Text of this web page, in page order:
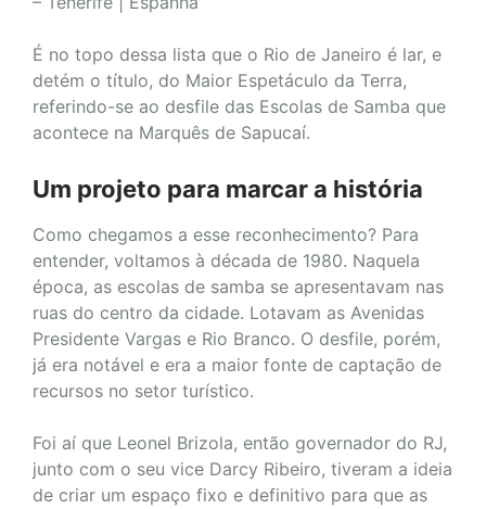
É no topo dessa lista que o Rio de Janeiro é lar, e
detém o título, do Maior Espetáculo da Terra,
referindo-se ao desfile das Escolas de Samba que
acontece na Marquês de Sapucaí.
Um projeto para marcar a história
Como chegamos a esse reconhecimento? Para
entender, voltamos à década de 1980. Naquela
época, as escolas de samba se apresentavam nas
ruas do centro da cidade. Lotavam as Avenidas
Presidente Vargas e Rio Branco. O desfile, porém,
já era notável e era a maior fonte de captação de
recursos no setor turístico.
Foi aí que Leonel Brizola, então governador do RJ,
junto com o seu vice Darcy Ribeiro, tiveram a ideia
de criar um espaço fixo e definitivo para que as